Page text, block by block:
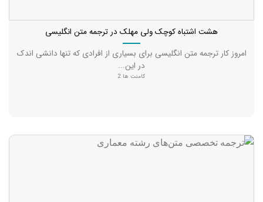
هشت اشتباه کوچک ولی مهلک در ترجمه متن انگلیسی
امروز کار ترجمه متن انگلیسی برای بسیاری از افرادی که تنها دانشی اندک
در این...
کامنت ها 2